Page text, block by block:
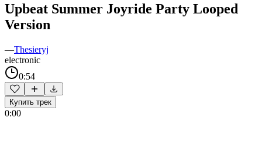
Upbeat Summer Joyride Party Looped
Version
—Thesieryj
electronic
0:54
Купить трек
0:00